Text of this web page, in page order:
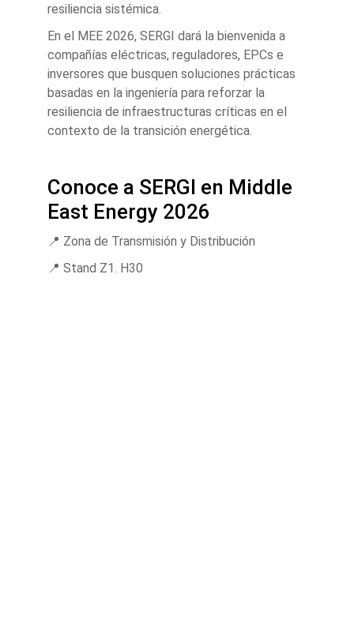
resiliencia sistémica.
En el MEE 2026, SERGI dará la bienvenida a
compañías eléctricas, reguladores, EPCs e
inversores que busquen soluciones prácticas
basadas en la ingeniería para reforzar la
resiliencia de infraestructuras críticas en el
contexto de la transición energética.
Conoce a SERGI en Middle
East Energy 2026
📍 Zona de Transmisión y Distribución
📍 Stand Z1. H30